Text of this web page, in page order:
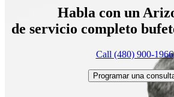
Habla con un
de servicio completo
Call (480) 900-1966
Programar una